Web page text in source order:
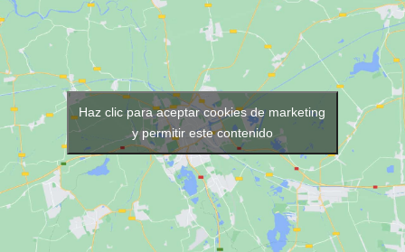
listas para cada servicio. Con
16 litros de capacidad
espacio para hasta 8 toallas
una resistente estructura de
acero inoxidable, es perfecto
para peluquerías, barberías,
spas y centros de estética.
entre 78,5 y 141 cm, ideal para
trabajar de pie o sentado.
Incluye bolsa de transporte y
estabilizador para mayor
firmeza. Rápido de montar y
fácil de plegar. Cabeza no
incluida.
Haz clic para aceptar cookies de marketing
y permitir este contenido